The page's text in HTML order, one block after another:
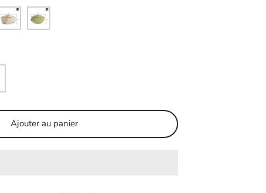
White Green
Ajouter au panier